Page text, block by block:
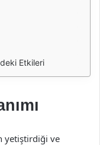
Etkileri
yetiştirdiği ve